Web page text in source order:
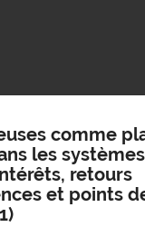
comme
les
retours
et points